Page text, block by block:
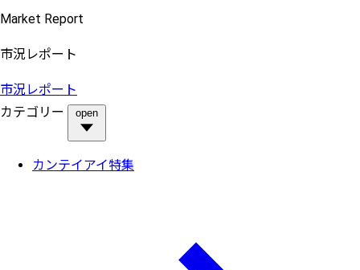
Market Report
市況レポート
市況レポート
カテゴリー
open
カンテイアイ特集